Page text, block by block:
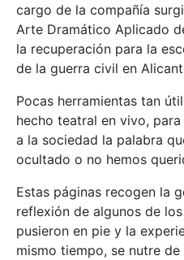
cargo de la compañía
Arte Dramático Aplicado
la recuperación para la
de la guerra civil en
Pocas herramientas tan
hecho teatral en vivo,
a la sociedad la palabra
ocultado o no hemos
Estas páginas recogen la
reflexión de algunos de
pusieron en pie y la
mismo tiempo, se nutre